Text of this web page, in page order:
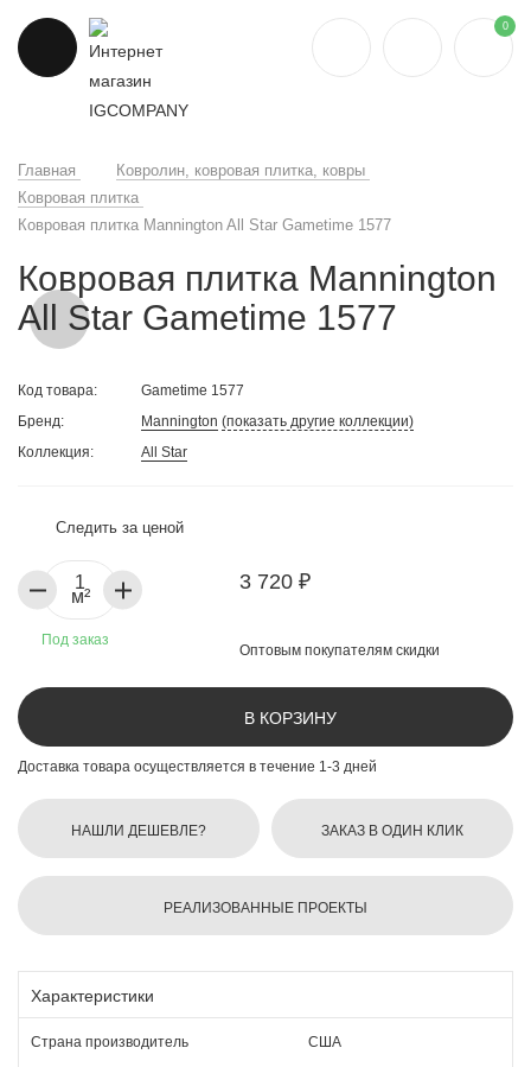
0
Главная
Ковролин, ковровая плитка, ковры
Ковровая плитка
Ковровая плитка Mannington All Star Gametime 1577
Ковровая плитка Mannington
All Star Gametime 1577
Код товара:
Gametime 1577
Бренд:
Mannington (показать другие коллекции)
Коллекция:
All Star
Следить за ценой
3 720 ₽
Оптовым покупателям скидки
м²
Под заказ
В КОРЗИНУ
Доставка товара осуществляется в течение 1-3 дней
НАШЛИ ДЕШЕВЛЕ? ЗАКАЗ В ОДИН КЛИК
РЕАЛИЗОВАННЫЕ ПРОЕКТЫ
Характеристики
Страна производитель США